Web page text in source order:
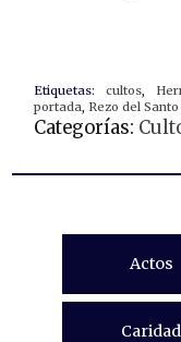
Etiquetas: cultos,
portada Rezo del
Categorías:
Actos
Caridad